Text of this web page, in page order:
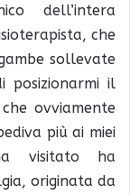
dell’intera
che
sollevate
posizionarmi il
ovviamente
più ai miei
visitato ha
originata da